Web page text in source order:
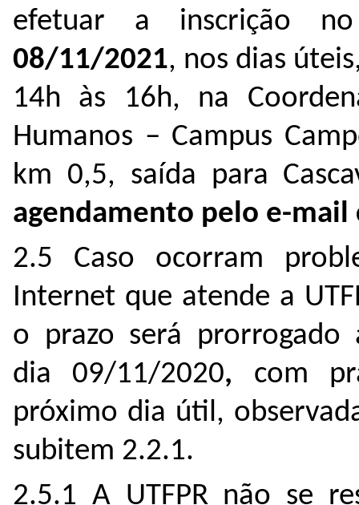
efetuar a inscrição
08/11/2021, nos dias
14h às 16h, na
Humanos – Campus
km 0,5, saída para
agendamento pelo e-
2.5 Caso ocorram
Internet que atende a
o prazo será prorrogado
dia 09/11/2020, com
próximo dia útil,
subitem 2.2.1.
2.5.1 A UTFPR não se